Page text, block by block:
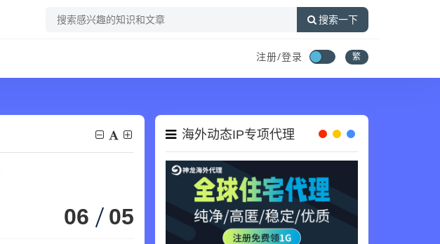
搜索一下
注册/登录 繁
06 05
海外动态IP专项代理